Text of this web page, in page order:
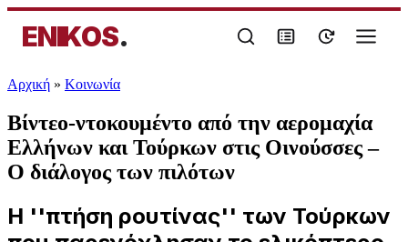
ENIKOS.
Αρχική » Κοινωνία
Βίντεο-ντοκουμέντο από την αερομαχία
Ελλήνων και Τούρκων στις Οινούσσες –
Ο διάλογος των πιλότων
Η ''πτήση ρουτίνας'' των Τούρκων